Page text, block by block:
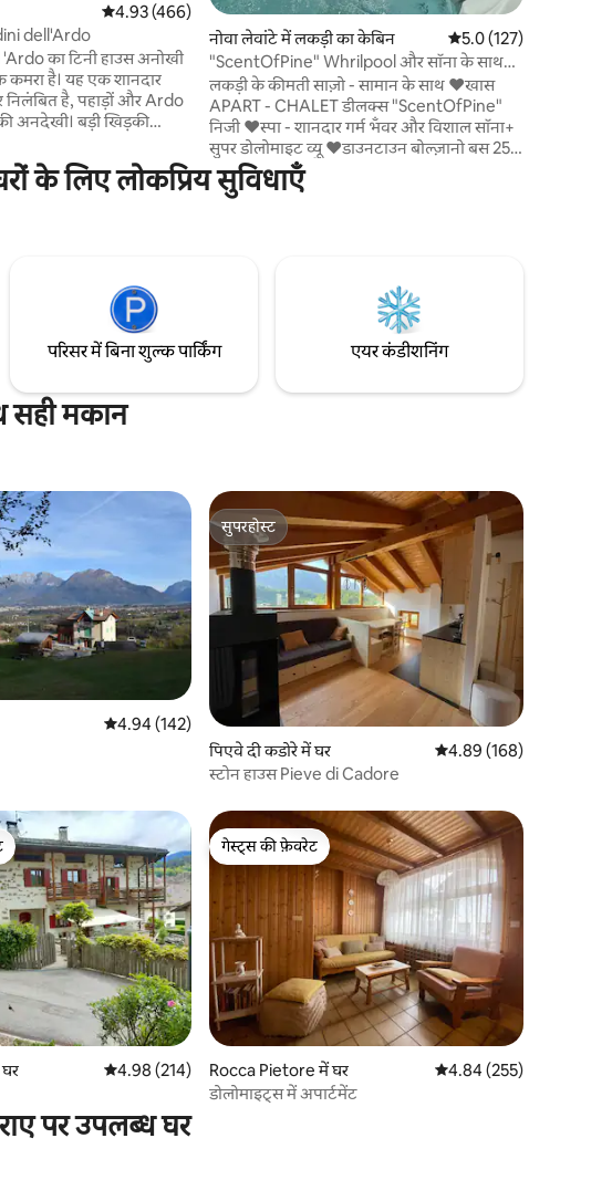
औसत रेटिंग 5 में से 4.93, 466 समीक्षाएँ
4.93 (466)
dell'Ardo
का टिनी हाउस अनोखी
है। यह एक शानदार
निलंबित है, पहाड़ों और Ardo
अनदेखी। बड़ी खिड़की
की अनुमति देती है। सजावट
में सभी कार्यों को करने में
नोवा लेवांटे में लकड़ी का केबिन औसत रेटिंग 5 में से 5.0,
5.0 (127)
"ScentOfPine" Whrilpool और सॉना के साथ
डोलोमाइट्स लक्ज़री
लकड़ी के कीमती साज़ो - सामान के साथ ♥️खास
APART - CHALET डीलक्स "ScentOfPine"
निजी ♥️स्पा - शानदार गर्म भँवर और विशाल सॉना+
सुपर डोलोमाइट व्यू ♥️डाउनटाउन बोल्ज़ानो बस 25
मिनट की दूरी पर है ♥️स्की रिज़ॉर्ट 'CARENESS'
सिर्फ़ 600 मीट्रिक टन पहाड़ी गाँव में ♥️जादुई ठहरना
के लिए लोकप्रिय सुविधाएँ
परिसर में बिना शुल्क पार्किंग एयर कंडीशनिंग
सही मकान
औसत रेटिंग 5 में से 4.94, 142 समीक्षाएँ
4.94 (142)
सुपरहोस्ट
सुपरहोस्ट
पिएवे दी कडोरे में घर औसत रेटिंग 5 में से 4.89,
4.89 (168)
स्टोन हाउस Pieve di Cadore
औसत रेटिंग 5 में से 4.98, 214 समीक्षाएँ
4.98 (214)
गेस्ट्स की फ़ेवरेट
गेस्ट्स की फ़ेवरेट
Rocca Pietore में घर औसत रेटिंग 5 में से 4.84,
4.84 (255)
डोलोमाइट्स में अपार्टमेंट
पर उपलब्ध घर